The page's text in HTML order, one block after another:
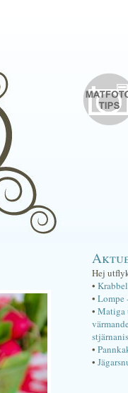
Hej
•
• Lompe
• Matiga
stjärnanis
•
•